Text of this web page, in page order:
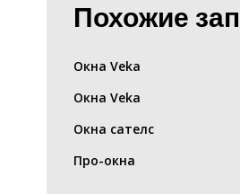
Похожие
Окна Veka
Окна Veka
Окна сателс
Про-окна